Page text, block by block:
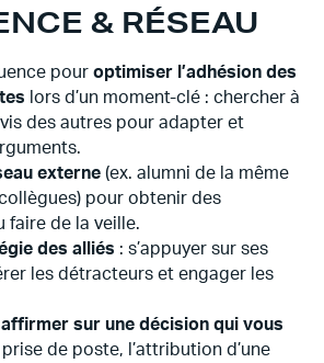
& RÉSEAU
pour optimiser l’adhésion des
lors d’un moment-clé : chercher à
des autres pour adapter et
externe (ex. alumni de la même
pour obtenir des
faire de la veille.
des alliés : s’appuyer sur ses
les détracteurs et engager les
affirmer sur une décision qui vous
prise de poste, l’attribution d’une